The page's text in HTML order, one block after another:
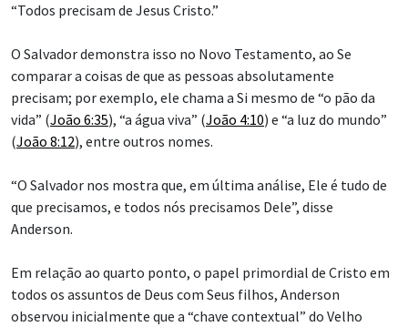
“Todos precisam de Jesus Cristo.”
O Salvador demonstra isso no Novo Testamento, ao Se
comparar a coisas de que as pessoas absolutamente
precisam; por exemplo, ele chama a Si mesmo de “o pão da
vida” (João 6:35), “a água viva” (João 4:10) e “a luz do mundo”
(João 8:12), entre outros nomes.
“O Salvador nos mostra que, em última análise, Ele é tudo de
que precisamos, e todos nós precisamos Dele”, disse
Anderson.
Em relação ao quarto ponto, o papel primordial de Cristo em
todos os assuntos de Deus com Seus filhos, Anderson
observou inicialmente que a “chave contextual” do Velho